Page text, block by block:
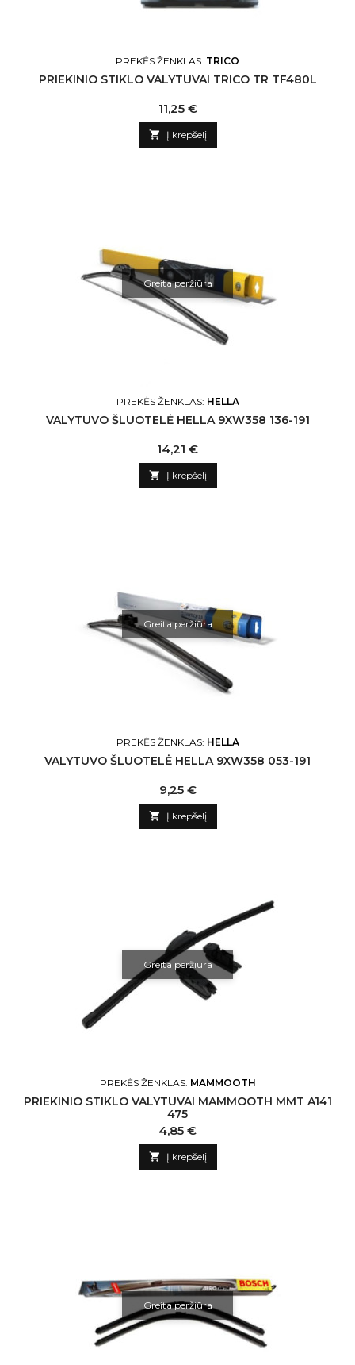
PREKĖS ŽENKLAS: TRICO
PRIEKINIO STIKLO VALYTUVAI TRICO TR TF480L
Kaina
11,25 €
 Į krepšelį
Greita peržiūra
PREKĖS ŽENKLAS: HELLA
VALYTUVO ŠLUOTELĖ HELLA 9XW358 136-191
Kaina
14,21 €
 Į krepšelį
Greita peržiūra
PREKĖS ŽENKLAS: HELLA
VALYTUVO ŠLUOTELĖ HELLA 9XW358 053-191
Kaina
9,25 €
 Į krepšelį
Greita peržiūra
PREKĖS ŽENKLAS: MAMMOOTH
PRIEKINIO STIKLO VALYTUVAI MAMMOOTH MMT A141
475
Kaina
4,85 €
 Į krepšelį
Greita peržiūra